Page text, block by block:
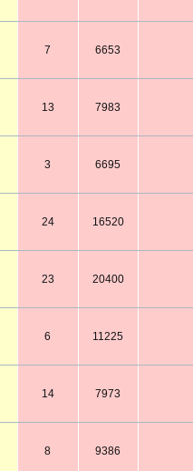
7 6653
13 7983
3 6695
24 16520
23 20400
6 11225
14 7973
8 9386